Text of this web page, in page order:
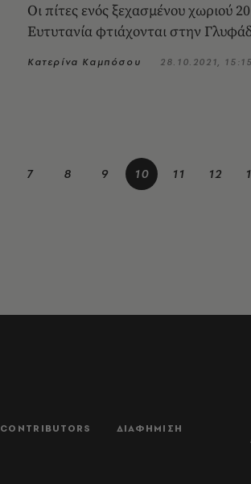
Οι πίτες ενός ξεχασμένου χωριού
Ευτυτανία φτιάχονται στην
Κατερίνα Καμπόσου 28.10.2021, 15:15
7 8 9 10 11 12
CONTRIBUTORS ΔΙΑΦΗΜΙΣΗ